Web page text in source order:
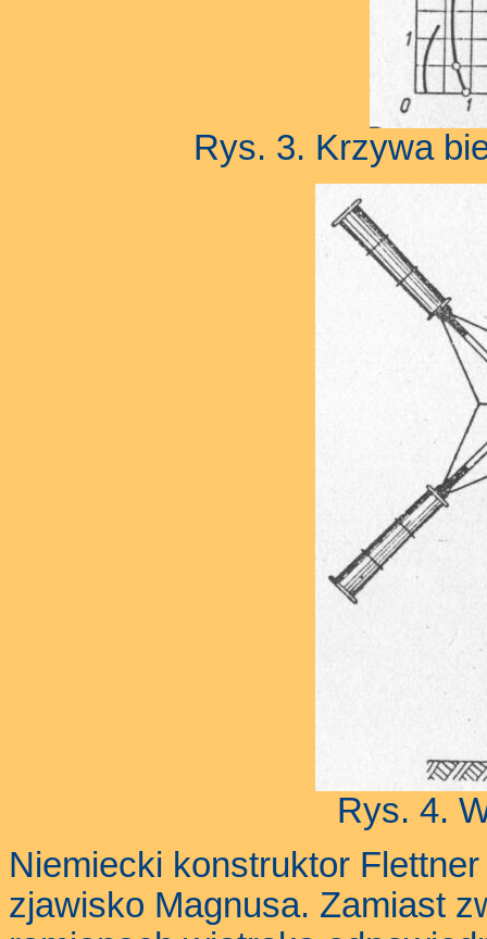
Rys. 3. Krzywa
Rys. 4.
Niemiecki konstruktor
zjawisko Magnusa. Zamiast